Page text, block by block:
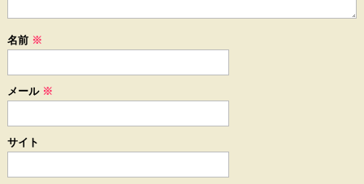
名前 ※
メール ※
サイト